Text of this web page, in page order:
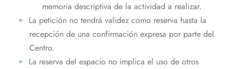
memoria descriptiva de la actividad a realizar.
La petición no tendrá validez como reserva hasta la
recepción de una confirmación expresa por parte del
Centro.
La reserva del espacio no implica el uso de otros